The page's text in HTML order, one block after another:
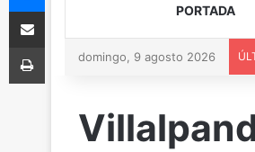
PORTADA
domingo, 9 agosto 2026